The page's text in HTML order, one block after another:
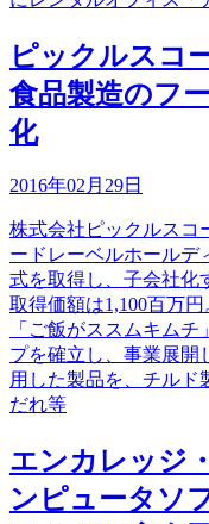
ピックルスコ
食品製造のフ
化
2016年02月29日
株式会社ピックルスコ
ードレーベルホールデ
式を取得し、子会社化
取得価額は1,100百万
「ご飯がススムキム
プを確立し、事業展開
用した製品を、チルド
だれ等
エンカレッジ
ンピュータソ